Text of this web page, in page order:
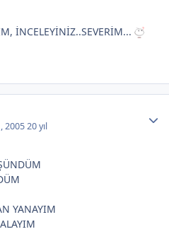
İNCELEYİNİZ..SEVERİM...
200520 yıl
YANAYIM